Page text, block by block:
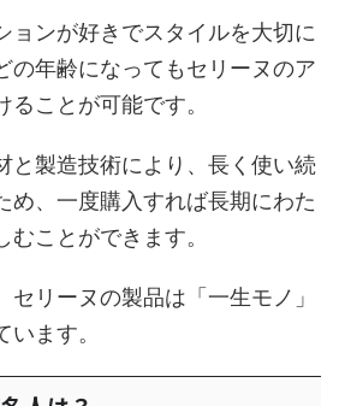
ョンが好きでスタイルを大切に
の年齢になってもセリーヌのア
ことが可能です。
と製造技術により、長く使い続
め、一度購入すれば長期にわた
ことができます。
セリーヌの製品は「一生モノ」
ます。